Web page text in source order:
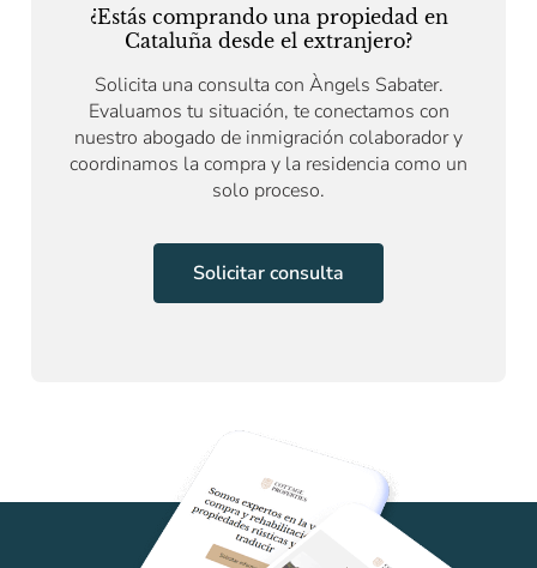
¿Estás comprando una propiedad en
Cataluña desde el extranjero?
Solicita una consulta con Àngels Sabater.
Evaluamos tu situación, te conectamos con
nuestro abogado de inmigración colaborador y
coordinamos la compra y la residencia como un
solo proceso.
Solicitar consulta